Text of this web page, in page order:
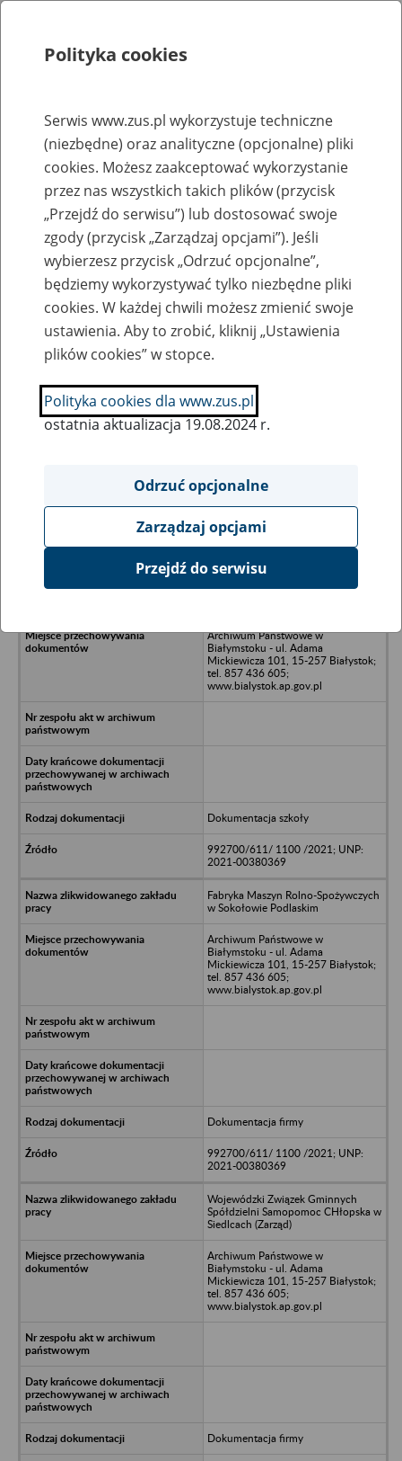
Rejestry, ewidencje i archiwa
Baza zlikwidowanych lub
przekształconych zakładów pracy
Nazwa zakładu pracy:
SZUKAJ
Ukryj wszystkie pozycje bazy
I Prywatne Liceum Ogółnokstałcące
Archiwum Państwowe w
Białymstoku - ul. Adama
Mickiewicza 101, 15-257 Białystok;
tel. 857 436 605;
www.bialystok.ap.gov.pl
Dokumentacja szkoły
992700/611/ 1100 /2021; UNP:
2021-00380369
Fabryka Maszyn Rolno-Spożywczych
w Sokołowie Podlaskim
Archiwum Państwowe w
Białymstoku - ul. Adama
Mickiewicza 101, 15-257 Białystok;
tel. 857 436 605;
www.bialystok.ap.gov.pl
Dokumentacja firmy
992700/611/ 1100 /2021; UNP:
2021-00380369
Wojewódzki Związek Gminnych
Spółdzielni Samopomoc CHłopska w
Siedlcach (Zarząd)
Archiwum Państwowe w
Białymstoku - ul. Adama
Mickiewicza 101, 15-257 Białystok;
tel. 857 436 605;
www.bialystok.ap.gov.pl
Dokumentacja firmy
Polityka cookies
Serwis www.zus.pl wykorzystuje techniczne
(niezbędne) oraz analityczne (opcjonalne) pliki
cookies. Możesz zaakceptować wykorzystanie
przez nas wszystkich takich plików (przycisk
„Przejdź do serwisu”) lub dostosować swoje
zgody (przycisk „Zarządzaj opcjami”). Jeśli
wybierzesz przycisk „Odrzuć opcjonalne”,
będziemy wykorzystywać tylko niezbędne pliki
cookies. W każdej chwili możesz zmienić swoje
ustawienia. Aby to zrobić, kliknij „Ustawienia
plików cookies” w stopce.
Polityka cookies dla www.zus.pl
ostatnia aktualizacja 19.08.2024 r.
Odrzuć opcjonalne
Zarządzaj opcjami
Przejdź do serwisu